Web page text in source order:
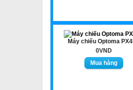
Máy chiếu Optoma
0VND